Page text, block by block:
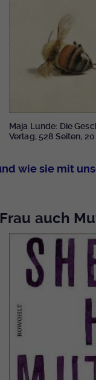
Maja Lunde: Die
Verlag; 528 Seiten; 20
wie sie mit
auch